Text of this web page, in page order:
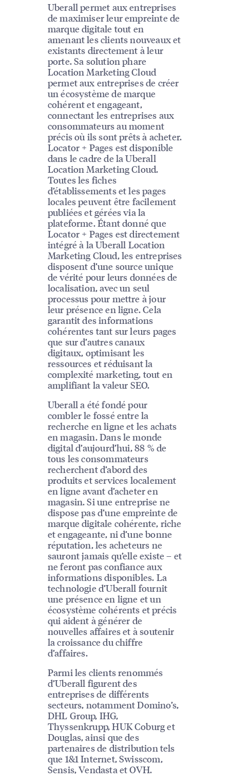
Uberall permet aux entreprises
de maximiser leur empreinte de
marque digitale tout en
amenant les clients nouveaux et
existants directement à leur
porte. Sa solution phare
Location Marketing Cloud
permet aux entreprises de créer
un écosystème de marque
cohérent et engageant,
connectant les entreprises aux
consommateurs au moment
précis où ils sont prêts à acheter.
Locator + Pages est disponible
dans le cadre de la Uberall
Location Marketing Cloud.
Toutes les fiches
d’établissements et les pages
locales peuvent être facilement
publiées et gérées via la
plateforme. Étant donné que
Locator + Pages est directement
intégré à la Uberall Location
Marketing Cloud, les entreprises
disposent d’une source unique
de vérité pour leurs données de
localisation, avec un seul
processus pour mettre à jour
leur présence en ligne. Cela
garantit des informations
cohérentes tant sur leurs pages
que sur d’autres canaux
digitaux, optimisant les
ressources et réduisant la
complexité marketing, tout en
amplifiant la valeur SEO.
Uberall a été fondé pour
combler le fossé entre la
recherche en ligne et les achats
en magasin. Dans le monde
digital d’aujourd’hui, 88 % de
tous les consommateurs
recherchent d’abord des
produits et services localement
en ligne avant d’acheter en
magasin. Si une entreprise ne
dispose pas d’une empreinte de
marque digitale cohérente, riche
et engageante, ni d’une bonne
réputation, les acheteurs ne
sauront jamais qu’elle existe – et
ne feront pas confiance aux
informations disponibles. La
technologie d’Uberall fournit
une présence en ligne et un
écosystème cohérents et précis
qui aident à générer de
nouvelles affaires et à soutenir
la croissance du chiffre
d’affaires.
Parmi les clients renommés
d’Uberall figurent des
entreprises de différents
secteurs, notamment Domino’s,
DHL Group, IHG,
Thyssenkrupp, HUK Coburg et
Douglas, ainsi que des
partenaires de distribution tels
que 1&1 Internet, Swisscom,
Sensis, Vendasta et OVH.